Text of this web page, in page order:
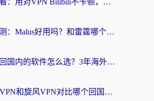
海外党必看：用对VPN Bilibili不卡顿，英国玩国内游戏也丝滑——2026回国加速器选择指南
海外党实测：Malus好用吗？和雷霆哪个好？+ 3款热门加速器深度对比
国外穿越回国内的软件怎么选？3年海外党亲测实用指南，告别地域限制
ChickCN VPN和旋风VPN对比哪个回国效果更好？海外党实测回国内网神器指南